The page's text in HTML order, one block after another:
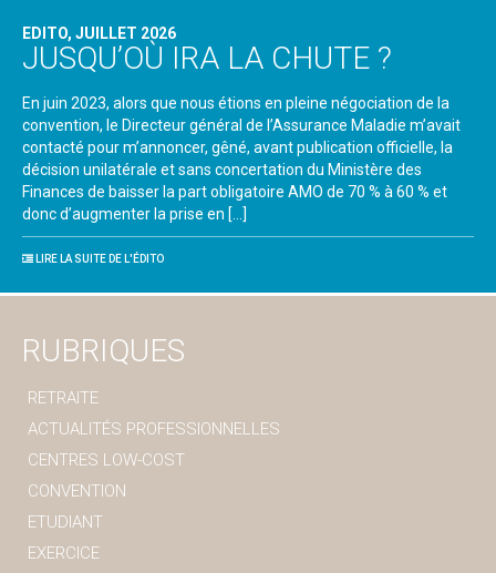
EDITO, JUILLET 2026
JUSQU’OÙ IRA LA CHUTE ?
En juin 2023, alors que nous étions en pleine négociation de la
convention, le Directeur général de l’Assurance Maladie m’avait
contacté pour m’annoncer, gêné, avant publication officielle, la
décision unilatérale et sans concertation du Ministère des
Finances de baisser la part obligatoire AMO de 70 % à 60 % et
donc d’augmenter la prise en […]
LIRE LA SUITE DE L'ÉDITO
RUBRIQUES
RETRAITE
ACTUALITÉS PROFESSIONNELLES
CENTRES LOW-COST
CONVENTION
ETUDIANT
EXERCICE